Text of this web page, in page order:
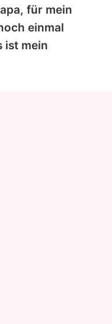
für mein
einmal
ist mein